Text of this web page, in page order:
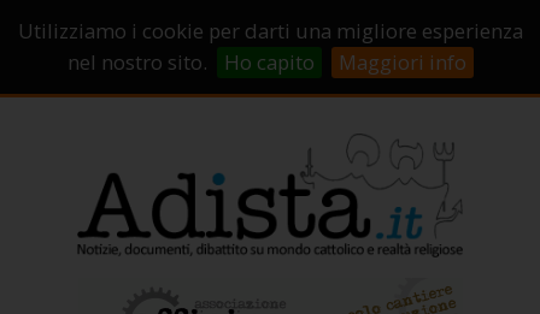
Utilizziamo i cookie per darti una migliore esperienza
nel nostro sito.
Ho capito Maggiori info
Campagne di crowdfunding
Chi Siamo